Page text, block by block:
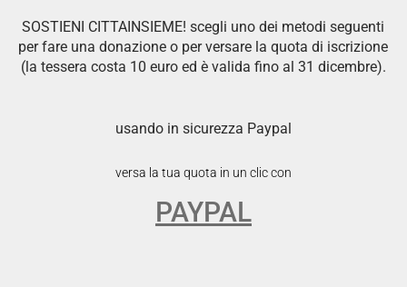
SOSTIENI CITTAINSIEME! scegli uno dei metodi seguenti
per fare una donazione o per versare la quota di iscrizione
(la tessera costa 10 euro ed è valida fino al 31 dicembre).
usando in sicurezza Paypal
versa la tua quota in un clic con
PAYPAL